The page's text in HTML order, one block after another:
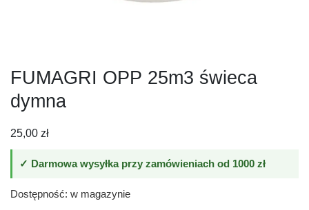
FUMAGRI OPP 25m3 świeca
dymna
25,00 zł
✓ Darmowa wysyłka przy zamówieniach od 1000 zł
Dostępność: w magazynie